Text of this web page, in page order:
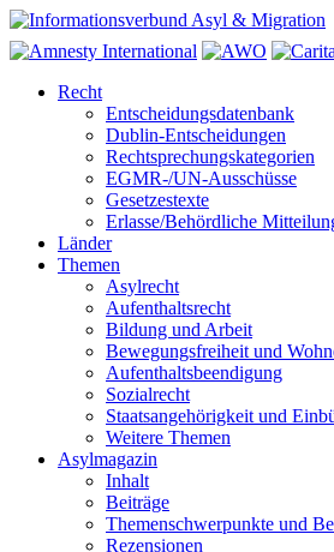
Recht
Entscheidungsdatenbank
Dublin-Entscheidungen
Rechtsprechungskategorien
EGMR-/UN-Ausschüsse
Gesetzestexte
Erlasse/Behördliche
Länder
Themen
Asylrecht
Aufenthaltsrecht
Bildung und Arbeit
Bewegungsfreiheit und
Aufenthaltsbeendigung
Sozialrecht
Staatsangehörigkeit und
Weitere Themen
Asylmagazin
Inhalt
Beiträge
Themenschwerpunkte und
Rezensionen